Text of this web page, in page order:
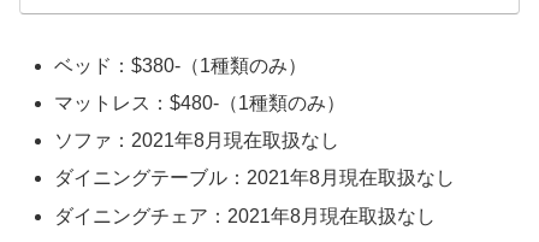
ベッド：$380-（1種類のみ）
マットレス：$480-（1種類のみ）
ソファ：2021年8月現在取扱なし
ダイニングテーブル：2021年8月現在取扱なし
ダイニングチェア：2021年8月現在取扱なし